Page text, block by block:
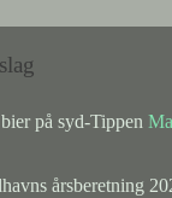
på syd-Tippen
årsberetning